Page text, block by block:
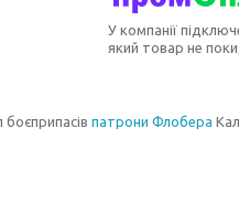
У компанії
який товар не
патрони Флобера